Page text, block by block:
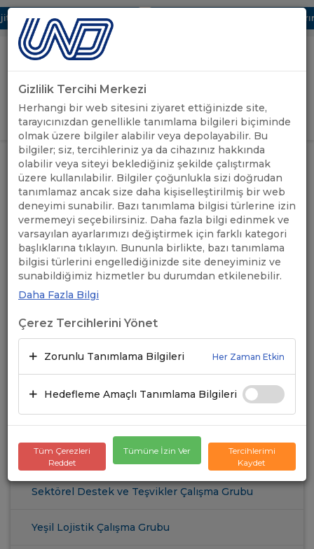
UBAK Bölümü Hakkında UND, Yunanistan Vize
Uluslararası Nakliyeciler Derneği
GİRİŞ YAP
ÇALIŞMA GRUPLARI
Çalışma Gruplarına Katıl
Güzergah Çalışma Grupları
Bölge Çalışma Grupları
Mesleki Eğitim Çalışma Grubu
Sektörel Destek ve Teşvikler Çalışma Grubu
Yeşil Lojistik Çalışma Grubu
Gizlilik Tercihi Merkezi
Herhangi bir web sitesini ziyaret ettiğinizde site,
tarayıcınızdan genellikle tanımlama bilgileri biçiminde
olmak üzere bilgiler alabilir veya depolayabilir. Bu
bilgiler; siz, tercihleriniz ya da cihazınız hakkında
olabilir veya siteyi beklediğiniz şekilde çalıştırmak
üzere kullanılabilir. Bilgiler çoğunlukla sizi doğrudan
tanımlamaz ancak size daha kişiselleştirilmiş bir web
deneyimi sunabilir. Bazı tanımlama bilgisi türlerine izin
vermemeyi seçebilirsiniz. Daha fazla bilgi edinmek ve
varsayılan ayarlarımızı değiştirmek için farklı kategori
başlıklarına tıklayın. Bununla birlikte, bazı tanımlama
bilgisi türlerini engellediğinizde site deneyiminiz ve
sunabildiğimiz hizmetler bu durumdan etkilenebilir.
Daha Fazla Bilgi
Çerez Tercihlerini Yönet
Zorunlu Tanımlama Bilgileri Her Zaman Etkin
Hedefleme Amaçlı Tanımlama Bilgileri
Tüm Çerezleri
Reddet
Tümüne İzin Ver
Tercihlerimi
Kaydet